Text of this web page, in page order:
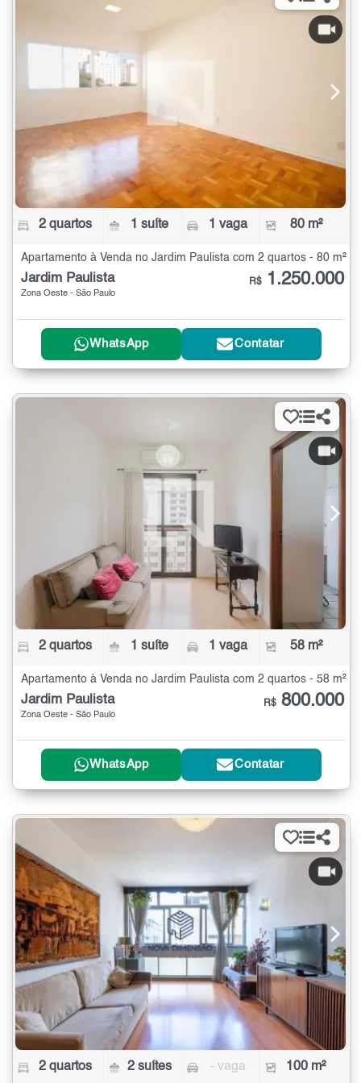
2 quartos 1 suíte 1 vaga 80 m²
Apartamento à Venda no Jardim Paulista com 2 quartos - 80 m²
Jardim Paulista
Zona Oeste - São Paulo
R$ 1.250.000
WhatsApp Contatar
2 quartos 1 suíte 1 vaga 58 m²
Apartamento à Venda no Jardim Paulista com 2 quartos - 58 m²
Jardim Paulista
Zona Oeste - São Paulo
R$ 800.000
WhatsApp Contatar
2 quartos 2 suítes - vaga 100 m²